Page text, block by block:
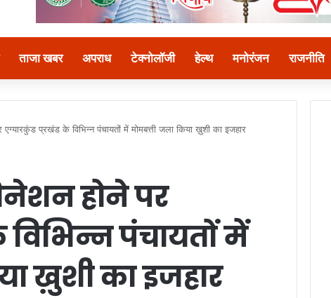
No.1 News Channel
ताजा खबर अपराध टेक्नोलॉजी हेल्थ मनोरंजन राजनीति
प्रखंड के विभिन्न पंचायतों में मोमबत्ती जला किया ख़ुशी का इजहार
होने पर
पंचायतों में
ख़ुशी का इजहार